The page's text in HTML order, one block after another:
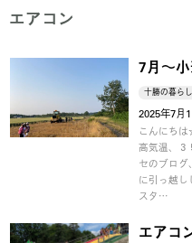
エアコン
7月～
十勝の暮らし
2025年7月1
こんにち
高気温、３
セのブログ
に引っ越し
スタ…
エアコ